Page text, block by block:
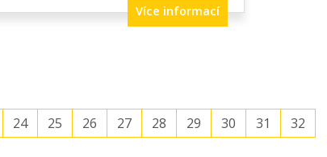
Více informací
24 25 26 27 28 29 30 31
32